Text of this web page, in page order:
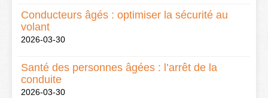
Conducteurs âgés : optimiser la sécurité au
volant
2026-03-30
Santé des personnes âgées : l’arrêt de la
conduite
2026-03-30